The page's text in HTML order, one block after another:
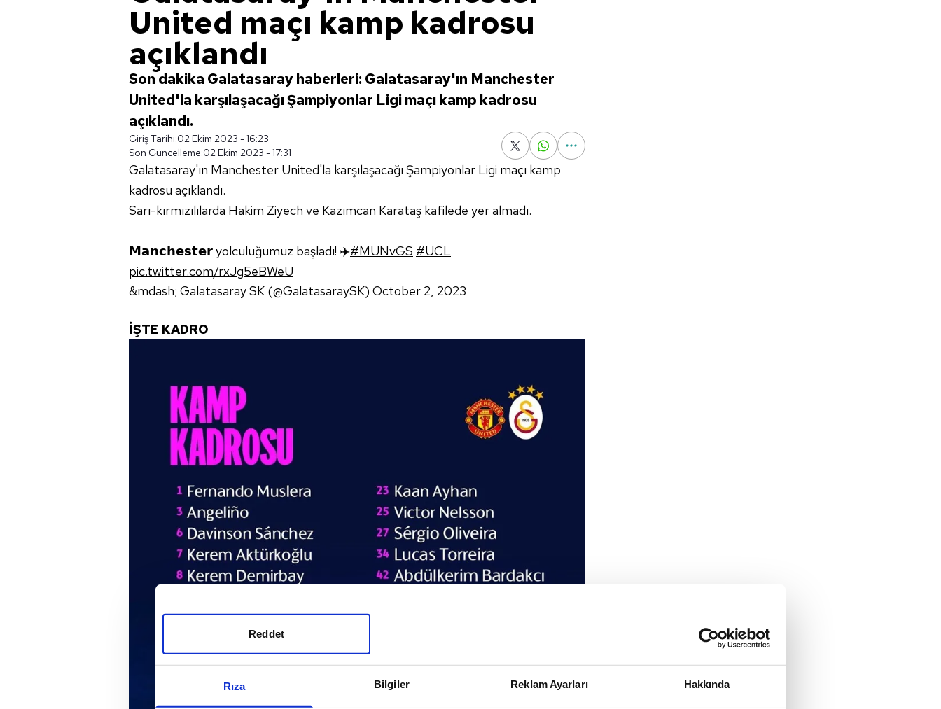
Rıza Bilgiler Reklam Ayarları Hakkında
Reddet
United maçı kamp kadrosu
açıklandı
Son dakika Galatasaray haberleri: Galatasaray'ın Manchester
United'la karşılaşacağı Şampiyonlar Ligi maçı kamp kadrosu
açıklandı.
Giriş Tarihi:02 Ekim 2023 - 16:23
Son Güncelleme:02 Ekim 2023 - 17:31
Galatasaray'ın Manchester United'la karşılaşacağı Şampiyonlar Ligi maçı kamp
kadrosu açıklandı.
Sarı-kırmızılılarda Hakim Ziyech ve Kazımcan Karataş kafilede yer almadı.
𝗠𝗮𝗻𝗰𝗵𝗲𝘀𝘁𝗲𝗿 yolculuğumuz başladı! ✈️#MUNvGS #UCL
pic.twitter.com/rxJg5eBWeU
&mdash; Galatasaray SK (@GalatasaraySK) October 2, 2023
İŞTE KADRO